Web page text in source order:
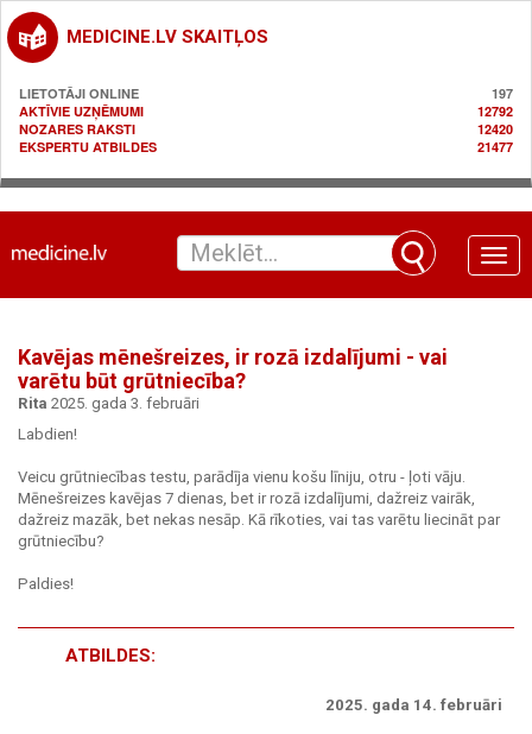
MEDICINE.LV SKAITĻOS
LIETOTĀJI ONLINE
197
AKTĪVIE UZŅĒMUMI
12792
NOZARES RAKSTI
12420
EKSPERTU ATBILDES
21477
Toggle
Kavējas mēnešreizes, ir rozā izdalījumi - vai
varētu būt grūtniecība?
Rita 2025. gada 3. februāri
Labdien!
Veicu grūtniecības testu, parādīja vienu košu līniju, otru - ļoti vāju.
Mēnešreizes kavējas 7 dienas, bet ir rozā izdalījumi, dažreiz vairāk,
dažreiz mazāk, bet nekas nesāp. Kā rīkoties, vai tas varētu liecināt par
grūtniecību?
Paldies!
ATBILDES:
2025. gada 14. februāri